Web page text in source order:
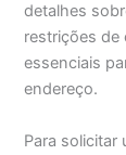
detalhes
restrições de
essenciais
endereço.
Para solicitar